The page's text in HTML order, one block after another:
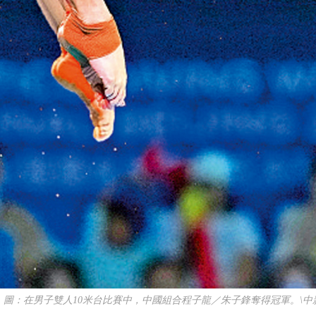
在男子雙人10米台比賽中，中國組合程子龍／朱子鋒奪得冠軍。\中